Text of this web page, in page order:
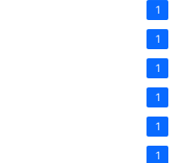
1
1
1
1
1
1